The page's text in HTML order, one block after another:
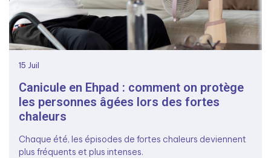
15 Juil
Canicule en Ehpad : comment on protège
les personnes âgées lors des fortes
chaleurs
Chaque été, les épisodes de fortes chaleurs deviennent
plus fréquents et plus intenses.